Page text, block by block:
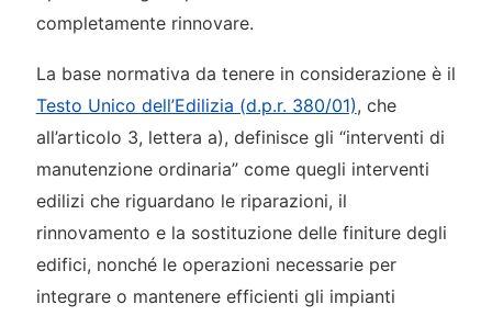
completamente rinnovare.
La base normativa da tenere in considerazione è il
Testo Unico dell’Edilizia (d.p.r. 380/01), che
all’articolo 3, lettera a), definisce gli “interventi di
manutenzione ordinaria” come quegli interventi
edilizi che riguardano le riparazioni, il
rinnovamento e la sostituzione delle finiture degli
edifici, nonché le operazioni necessarie per
integrare o mantenere efficienti gli impianti